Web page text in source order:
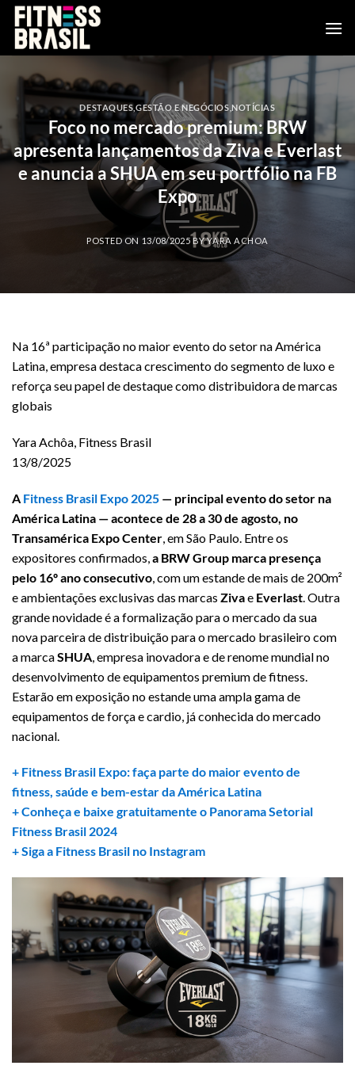
Skip
content
DESTAQUES ,GESTÃO E NEGÓCIOS ,NOTÍCIAS
Foco no mercado premium: BRW
apresenta lançamentos da Ziva e Everlast
e anuncia a SHUA em seu portfólio na FB
Expo
POSTED ON 13/08/2025 BYYARA ACHOA
Na 16ª participação no maior evento do setor na América
Latina, empresa destaca crescimento do segmento de luxo e
reforça seu papel de destaque como distribuidora de marcas
globais
Yara Achôa, Fitness Brasil
13/8/2025
A Fitness Brasil Expo 2025 — principal evento do setor na
América Latina — acontece de 28 a 30 de agosto, no
Transamérica Expo Center , em São Paulo. Entre os
expositores confirmados, a BRW Group marca presença
pelo 16º ano consecutivo , com um estande de mais de 200m²
e ambientações exclusivas das marcas Zivae Everlast . Outra
grande novidade é a formalização para o mercado da sua
nova parceira de distribuição para o mercado brasileiro com
a marcaSHUA , empresa inovadora e de renome mundial no
desenvolvimento de equipamentos premium de fitness.
Estarão em exposição no estande uma ampla gama de
equipamentos de força e cardio, já conhecida do mercado
nacional.
+ Fitness Brasil Expo: faça parte do maior evento de
fitness, saúde e bem-estar da América Latina
+ Conheça e baixe gratuitamente o Panorama Setorial
Fitness Brasil 2024
+ Siga a Fitness Brasil no Instagram